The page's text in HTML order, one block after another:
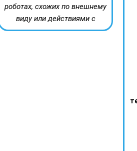
роботах, схожих по внешнему
виду или действиями с